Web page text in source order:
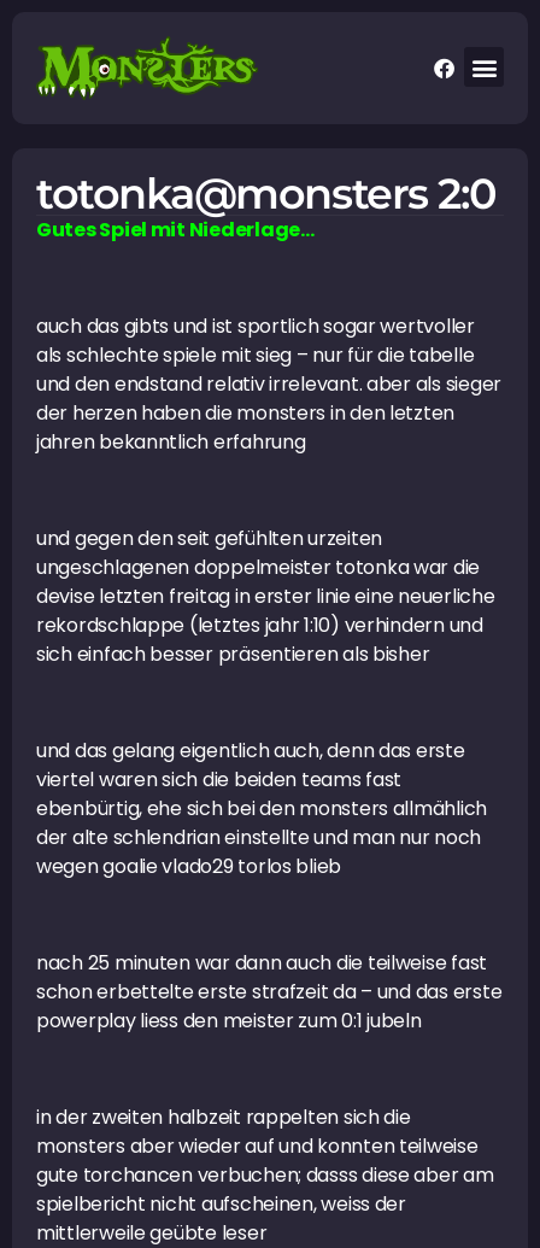
totonka@monsters 2:0
Gutes Spiel mit Niederlage…
auch das gibts und ist sportlich sogar wertvoller
als schlechte spiele mit sieg – nur für die tabelle
und den endstand relativ irrelevant. aber als sieger
der herzen haben die monsters in den letzten
jahren bekanntlich erfahrung
und gegen den seit gefühlten urzeiten
ungeschlagenen doppelmeister totonka war die
devise letzten freitag in erster linie eine neuerliche
rekordschlappe (letztes jahr 1:10) verhindern und
sich einfach besser präsentieren als bisher
und das gelang eigentlich auch, denn das erste
viertel waren sich die beiden teams fast
ebenbürtig, ehe sich bei den monsters allmählich
der alte schlendrian einstellte und man nur noch
wegen goalie vlado29 torlos blieb
nach 25 minuten war dann auch die teilweise fast
schon erbettelte erste strafzeit da – und das erste
powerplay liess den meister zum 0:1 jubeln
in der zweiten halbzeit rappelten sich die
monsters aber wieder auf und konnten teilweise
gute torchancen verbuchen; dasss diese aber am
spielbericht nicht aufscheinen, weiss der
mittlerweile geübte leser